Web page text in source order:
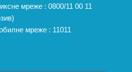
мреже : 0800/11 00 11
мреже : 11011